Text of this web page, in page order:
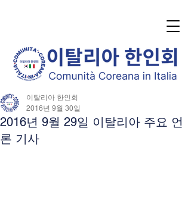
2016년 9월 29일 이탈리아 주요 언
론 기사
이탈리아 한인회
2016년 9월 30일